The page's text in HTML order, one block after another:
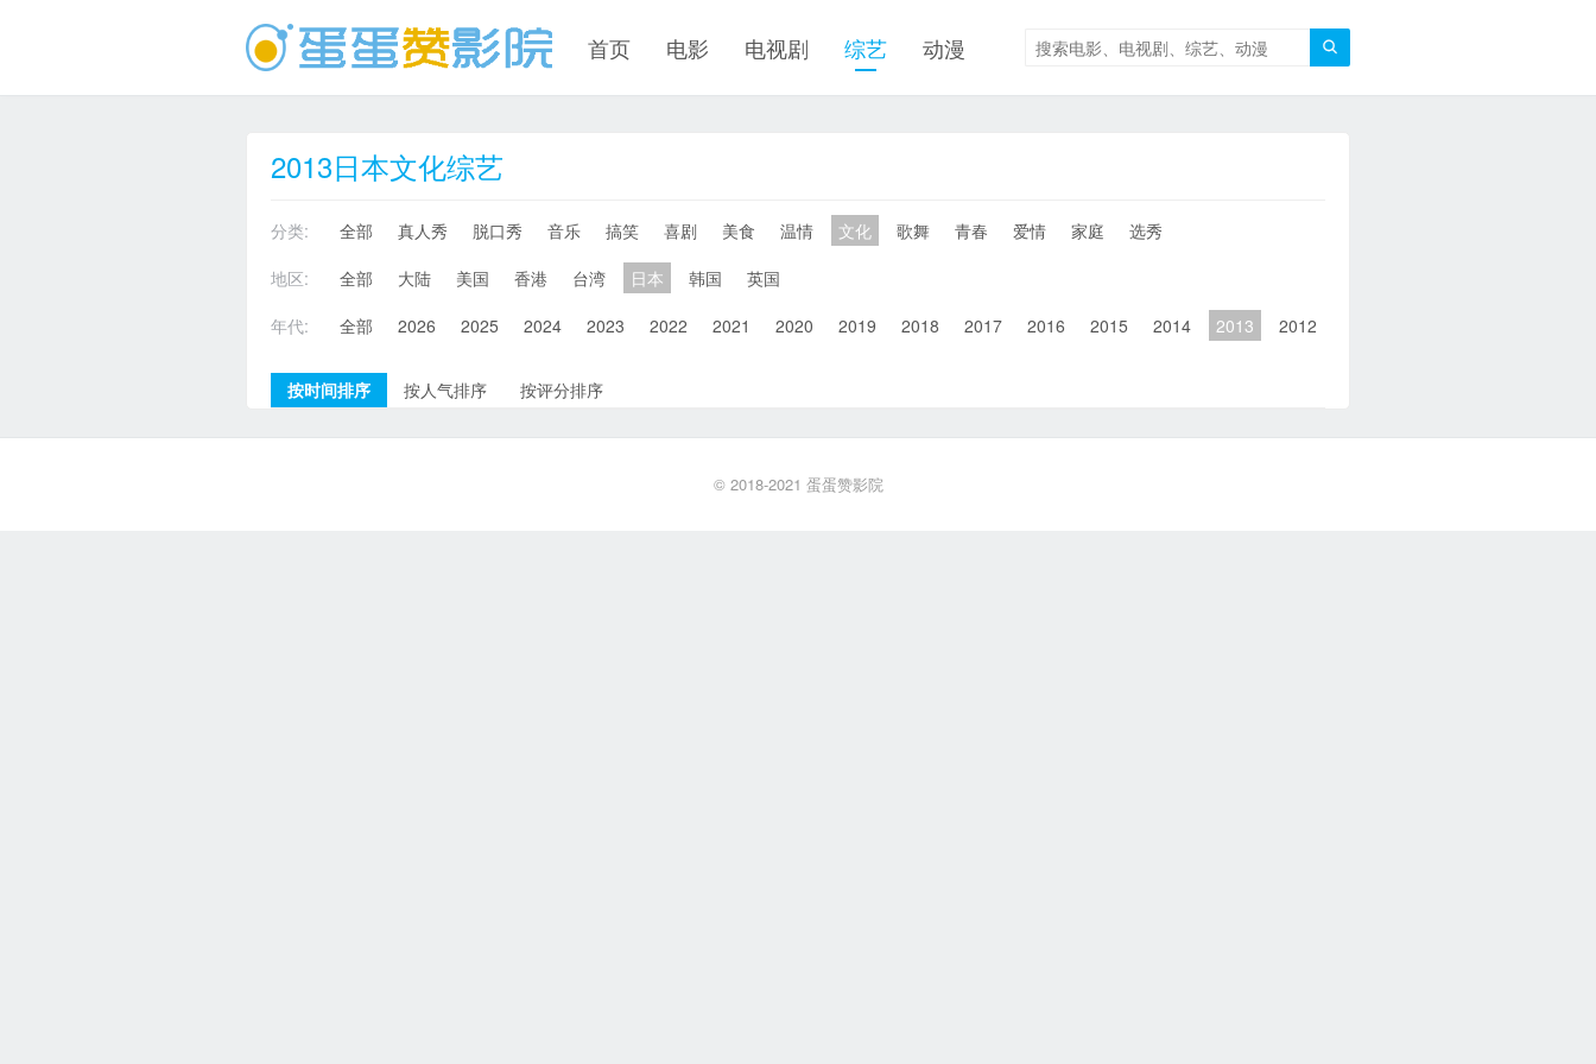

首页 电影 电视剧 综艺 动漫
2013日本文化综艺
分类: 全部 真人秀 脱口秀 音乐 搞笑 喜剧 美食 温情 文化 歌舞 青春 爱情 家庭
选秀
地区:
全部 大陆 美国 香港 台湾 日本 韩国
英国
年代:
全部 2026 2025 2024 2023 2022 2021 2020 2019 2018 2017 2016 2015 2014 2013 2012
按时间排序 按人气排序 按评分排序
© 2018-2021 蛋蛋赞影院